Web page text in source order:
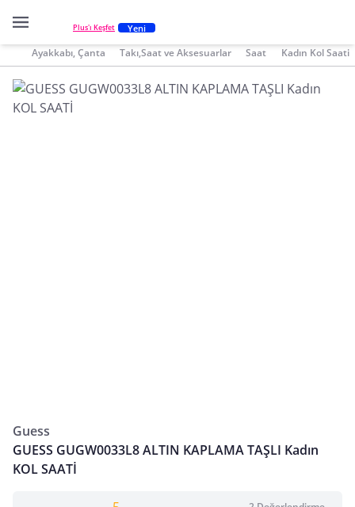
Plus'ı Keşfet Yeni
Ayakkabı, Çanta Takı,Saat ve Aksesuarlar Saat Kadın Kol Saati
Guess
GUESS GUGW0033L8 ALTIN KAPLAMA TAŞLI Kadın
KOL SAATİ